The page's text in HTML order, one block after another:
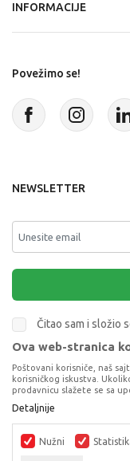
INFORMACIJE
Povežimo se!
NEWSLETTER
Čitao sam i složio
Terms of Service
apply.
Ova web-stranica
Poštovani korisniče, naš
korisničkog iskustva.
prodavnicu slažete se sa
Detaljnije
Nužni